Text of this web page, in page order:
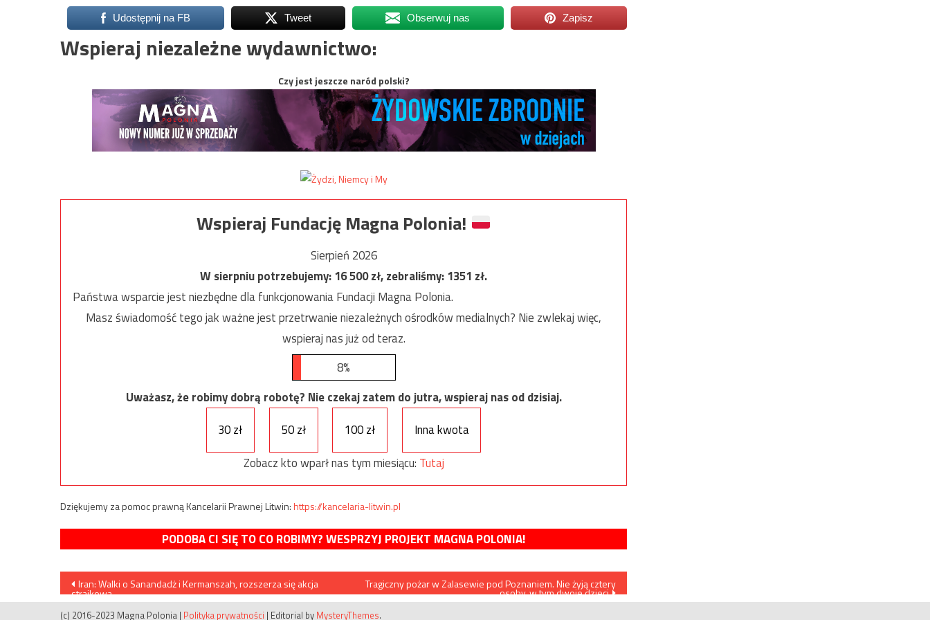
Udostępnij na FB Tweet Obserwuj nas Zapisz
Wspieraj niezależne wydawnictwo:
Czy jest jeszcze naród polski?
Wspieraj Fundację Magna Polonia!
Sierpień 2026
W sierpniu potrzebujemy:16 500zł, zebraliśmy:1351 zł.
Państwa wsparcie jest niezbędne dla funkcjonowania Fundacji Magna Polonia.
Masz świadomość tego jak ważne jest przetrwanie niezależnych ośrodków medialnych? Nie zwlekaj więc,
wspieraj nas już od teraz.
8%
Uważasz, że robimy dobrą robotę? Nie czekaj zatem do jutra, wspieraj nas od dzisiaj.
30 zł
50 zł 100 zł
Inna kwota
Zobacz kto wparł nas tym miesiącu: Tutaj
Dziękujemy za pomoc prawną Kancelarii Prawnej Litwin:https://kancelaria-litwin.pl
PODOBA CI SIĘ TO CO ROBIMY? WESPRZYJ PROJEKT MAGNA POLONIA!
Nawigacja
wpisu
Iran: Walki o Sanandadż i Kermanszah, rozszerza się akcja
strajkowa
Tragiczny pożar w Zalasewie pod Poznaniem. Nie żyją cztery
osoby, w tym dwoje dzieci
(c) 2016-2023 Magna Polonia | Polityka prywatności | Editorial by MysteryThemes.